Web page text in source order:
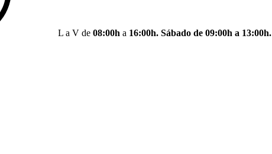
L a V de 08:00h a 16:00h. Sábado de 09:00h a 13:00h.